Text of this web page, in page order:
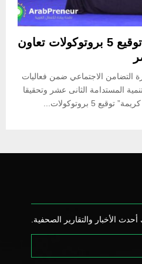
وزيرة التضامن تشهد توقيع 5 بروتوكولات تعاون
التضامن الاجتماعي ضمن فعاليات
المستدامة الثانى عشر وتحقيقا
5 بروتوكولات...
الأخبار والتقارير الصحفية.